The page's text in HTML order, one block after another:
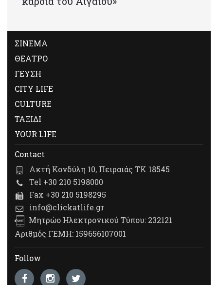
ΣΙΝΕΜΑ
ΘΕΑΤΡΟ
ΓΕΥΣΗ
CITY LIFE
CULTURE
ΤΑΞΙΔΙ
YOUR LIFE
Contact
Ακτή Κονδύλη 10, Πειραιάς ΤΚ 18545
Tel +30 210 5198000
Fax +30 210 5198295
info@clickatlife.gr
Μητρώο Ηλεκτρονικού Τύπου: 232121
Αριθμός ΓΕΜΗ: 159656107001
Follow